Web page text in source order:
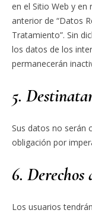
en el Sitio Web y en
anterior de “Datos
Tratamiento”. Sin
los datos de los
permanecerán
5.
Sus datos no serán
obligación por
6. Derechos
Los usuarios